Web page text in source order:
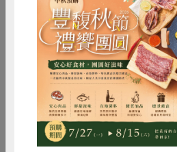
產品規格(*為合作社指
產品名稱 有機薑糖
農友/生產者 茶山雜糧產銷
惜食 RPET 食譜
雞蛋 食安 共同